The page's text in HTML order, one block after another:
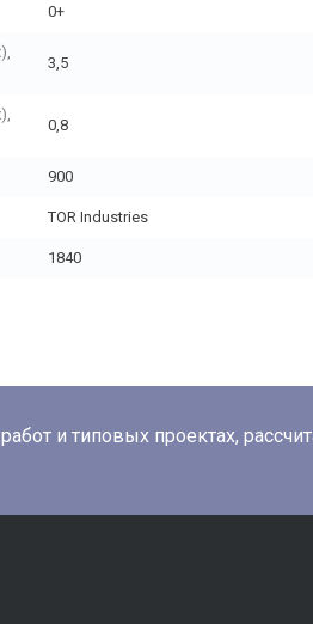
0+
3,5
0,8
900
TOR Industries
1840
и типовых проектах,